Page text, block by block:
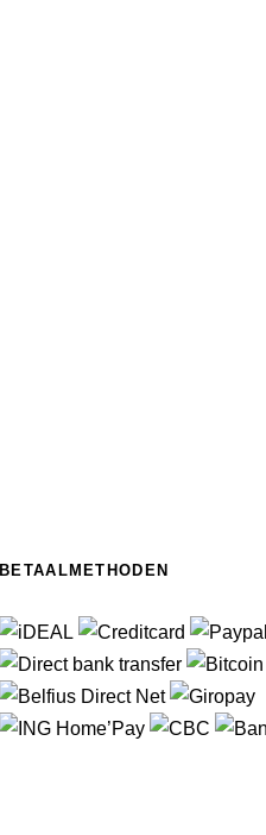
BETAALMETHODEN